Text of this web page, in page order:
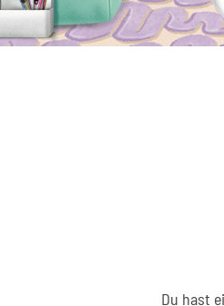
Du hast